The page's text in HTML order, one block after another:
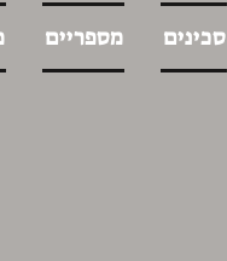
סכינים מספריים